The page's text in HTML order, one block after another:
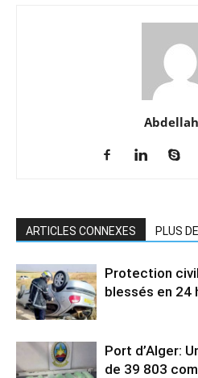
ARTICLES CONNEXES PLUS
Protection
blessés en 24
Port d’Alger:
de 39 803